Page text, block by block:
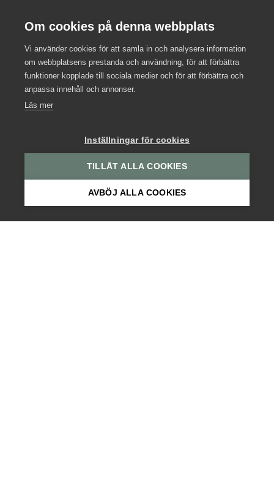
och enhetschef på Arbetsgivarservice (2012–2019). Med
lång erfarenhet av partsarbete och
kollektivavtalsförhandlingar driver Patrik frågor som
stärker branschens kvalitet, trygghet och
konkurrenskraft.
– Jag vill visa på hur viktig vår bransch är för
möjligheten att komma in, växa och utvecklas på
arbetsmarknaden.
Om webbplatsen
Om cookies på denna webbplats
Vi använder cookies för att samla in och analysera information
om webbplatsens prestanda och användning, för att förbättra
funktioner kopplade till sociala medier och för att förbättra och
anpassa innehåll och annonser.
Läs mer
Inställningar för cookies
TILLÅT ALLA COOKIES
AVBÖJ ALLA COOKIES